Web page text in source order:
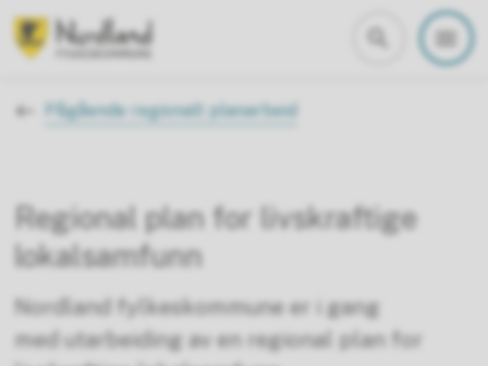
Du er her:
Pågående regionalt planarbeid
Regional plan for livskraftige
lokalsamfunn
Nordland fylkeskommune er i gang
med utarbeiding av en regional plan for